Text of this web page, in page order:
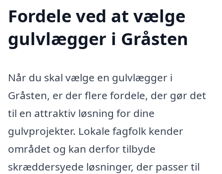
Fordele ved at vælge
gulvlægger i Gråsten
Når du skal vælge en gulvlægger i
Gråsten, er der flere fordele, der gør det
til en attraktiv løsning for dine
gulvprojekter. Lokale fagfolk kender
området og kan derfor tilbyde
skræddersyede løsninger, der passer til